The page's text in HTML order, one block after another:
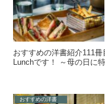
おすすめの洋書紹介111
Lunchです！ ～母の日に
おすすめの洋書